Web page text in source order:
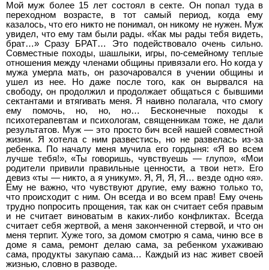
Мой муж более 15 лет состоял в секте. Он попал туда в
переходном возрасте, в тот самый период, когда ему
казалось, что его никто не понимал, он никому не нужен. Муж
увидел, что ему там были рады. «Как мы рады тебя видеть,
брат…» Сразу БРАТ… Это подействовало очень сильно.
Совместные походы, шашлыки, игры, по-семейному теплые
отношения между членами общины привязали его. Но когда у
мужа умерла мать, он разочаровался в учении общины и
ушел из нее. Но даже после того, как он вырвался на
свободу, он продолжил и продолжает общаться с бывшими
сектантами и втягивать меня. Я наивно полагала, что смогу
ему помочь, но, но, но… Бесконечные походы к
психотерапевтам и психологам, священникам тоже, не дали
результатов. Муж — это просто бич всей нашей совместной
жизни. Я хотела с ним развестись, но не развелась из-за
ребенка. По началу меня мучила его гордыня: «Я во всем
лучше тебя!», «Ты говоришь, чувствуешь — глупо», «Мои
родители привили правильные ценности, а твои нет». Его
девиз «ты — никто, а я уникум». Я, Я, Я, Я… везде одно «я».
Ему не важно, что чувствуют другие, ему важно только то,
что происходит с ним. Он всегда и во всем прав! Ему очень
трудно попросить прощения, так как он считает себя правым
и не считает виноватым в каких-либо конфликтах. Всегда
считает себя жертвой, а меня законченной стервой, и что он
меня терпит. Хуже того, за домом смотрю я сама, чиню все в
доме я сама, ремонт делаю сама, за ребенком ухаживаю
сама, продукты закупаю сама… Каждый из нас живет своей
жизнью, словно в разводе.